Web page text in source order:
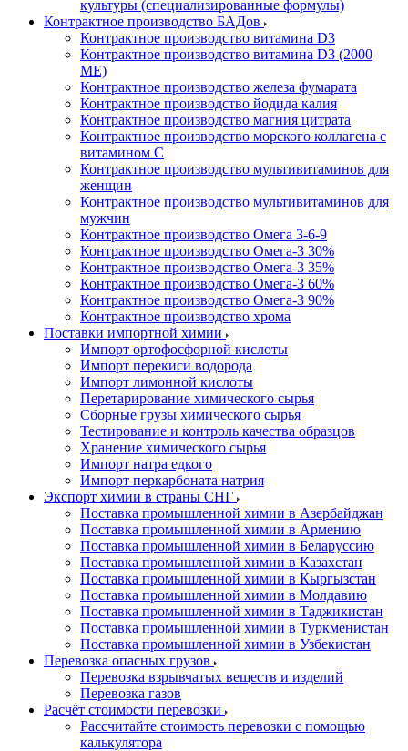
культуры (специализированные формулы)
Контрактное производство БАДов
Контрактное производство витамина D3
Контрактное производство витамина D3 (2000
МЕ)
Контрактное производство железа фумарата
Контрактное производство йодида калия
Контрактное производство магния цитрата
Контрактное производство морского коллагена с
витамином С
Контрактное производство мультивитаминов для
женщин
Контрактное производство мультивитаминов для
мужчин
Контрактное производство Омега 3-6-9
Контрактное производство Омега-3 30%
Контрактное производство Омега-3 35%
Контрактное производство Омега-3 60%
Контрактное производство Омега-3 90%
Контрактное производство хрома
Поставки импортной химии
Импорт ортофосфорной кислоты
Импорт перекиси водорода
Импорт лимонной кислоты
Перетарирование химического сырья
Сборные грузы химического сырья
Тестирование и контроль качества образцов
Хранение химического сырья
Импорт натра едкого
Импорт перкарбоната натрия
Экспорт химии в страны СНГ
Поставка промышленной химии в Азербайджан
Поставка промышленной химии в Армению
Поставка промышленной химии в Беларуссию
Поставка промышленной химии в Казахстан
Поставка промышленной химии в Кыргызстан
Поставка промышленной химии в Молдавию
Поставка промышленной химии в Таджикистан
Поставка промышленной химии в Туркменистан
Поставка промышленной химии в Узбекистан
Перевозка опасных грузов
Перевозка взрывчатых веществ и изделий
Перевозка газов
Расчёт стоимости перевозки
Рассчитайте стоимость перевозки с помощью
калькулятора